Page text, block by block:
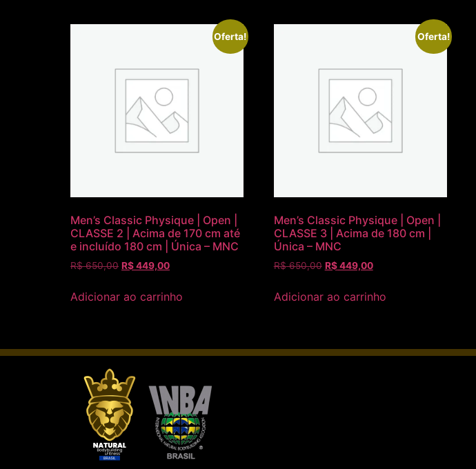
Oferta!
Men’s Classic Physique | Open |
CLASSE 2 | Acima de 170 cm até
e incluído 180 cm | Única – MNC
R$650,00 R$449,00
Adicionar ao carrinho
Oferta!
Men’s Classic Physique | Open |
CLASSE 3 | Acima de 180 cm |
Única – MNC
R$650,00 R$449,00
Adicionar ao carrinho